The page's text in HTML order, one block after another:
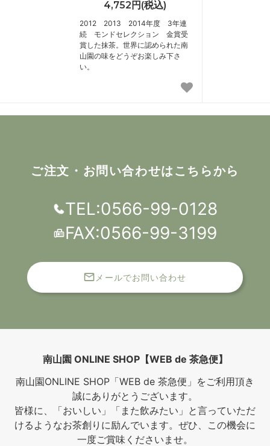
4,752円(税込)
2012 2013 2014年度 3年連
続 モンドセレクション 金賞受
賞した抹茶。世界に認められた南
山園の味をどうぞお楽しみ下さ
い。
ご注文・お問い合わせはこちらから
TEL:0566-99-0128
FAX:0566-99-3199
メールでお問い合わせ
南山園 ONLINE SHOP【WEB de 茶急便】
南山園ONLINE SHOP「WEB de 茶急便」をご利用頂き
誠にありがとうございます。
皆様に、「おいしい」「また飲みたい」と言っていただ
けるようなお茶創りに励んでいます。ぜひ、この機会に
一度ご賞味くださいませ。